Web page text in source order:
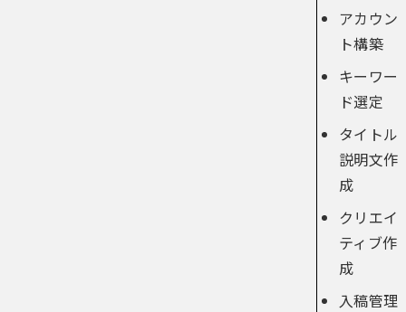
アカウン
ト構築
キーワー
ド選定
タイトル
説明文作
成
クリエイ
ティブ作
成
入稿管理